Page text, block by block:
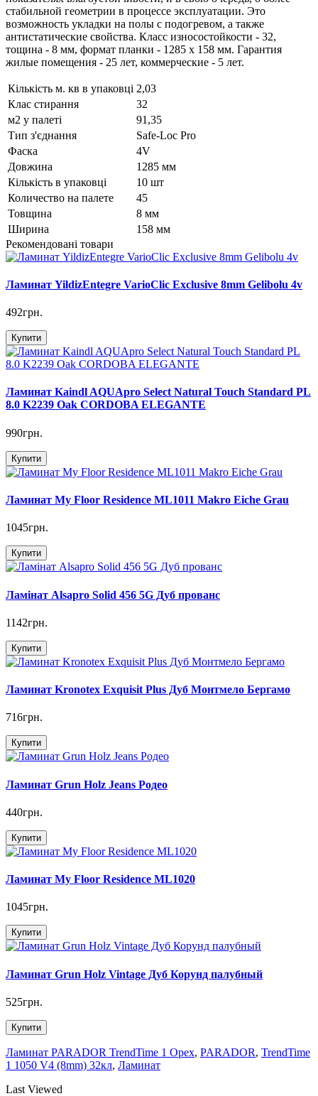
стабильной геометрии в процессе эксплуатации. Это
возможность укладки на полы с подогревом, а также
антистатические свойства. Класс износостойкости - 32,
тощина - 8 мм, формат планки - 1285 х 158 мм. Гарантия
жилые помещения - 25 лет, коммерческие - 5 лет.
Кількість м. кв в упаковці 2,03
Клас стирання
32
м2 у палеті
91,35
Тип з'єднання
Safe-Loc Pro
Фаска
4V
Довжина
1285 мм
Кількість в упаковці
10 шт
Количество на палете
45
Товщина
8 мм
Ширина
158 мм
Рекомендовані товари
Ламинат YildizEntegre VarioClic Exclusive 8mm Gelibolu 4v
492грн.
Купити
Ламинат Kaindl AQUApro Select Natural Touch Standard PL
8.0 K2239 Oak CORDOBA ELEGANTE
990грн.
Купити
Ламинат My Floor Residence ML1011 Makro Eiche Grau
1045грн.
Купити
Ламінат Alsapro Solid 456 5G Дуб прованс
1142грн.
Купити
Ламинат Kronotex Exquisit Plus Дуб Монтмело Бергамо
716грн.
Купити
Ламинат Grun Holz Jeans Родео
440грн.
Купити
Ламинат My Floor Residence ML1020
1045грн.
Купити
Ламинат Grun Holz Vintage Дуб Корунд палубный
525грн.
Купити
Ламинат PARADOR TrendTime 1 Орех, PARADOR, TrendTime
1 1050 V4 (8mm) 32кл, Ламинат
Last Viewed